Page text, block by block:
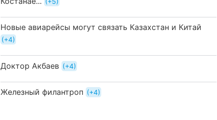
Новые авиарейсы могут связать Казахстан и Китай
+4
Доктор Акбаев +4
Железный филантроп +4